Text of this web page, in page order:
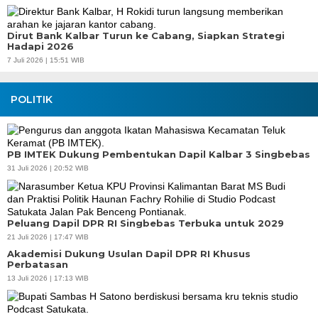
Dirut Bank Kalbar Turun ke Cabang, Siapkan Strategi
Hadapi 2026
7 Juli 2026 | 15:51 WIB
POLITIK
PB IMTEK Dukung Pembentukan Dapil Kalbar 3 Singbebas
31 Juli 2026 | 20:52 WIB
Peluang Dapil DPR RI Singbebas Terbuka untuk 2029
21 Juli 2026 | 17:47 WIB
Akademisi Dukung Usulan Dapil DPR RI Khusus
Perbatasan
13 Juli 2026 | 17:13 WIB